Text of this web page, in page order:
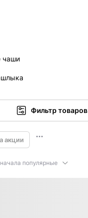
чаши
Фильтр товаров
акции
популярные